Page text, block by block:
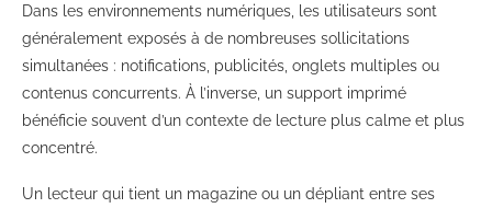
Dans les environnements numériques, les utilisateurs sont
généralement exposés à de nombreuses sollicitations
simultanées : notifications, publicités, onglets multiples ou
contenus concurrents. À l’inverse, un support imprimé
bénéficie souvent d’un contexte de lecture plus calme et plus
concentré.
Un lecteur qui tient un magazine ou un dépliant entre ses